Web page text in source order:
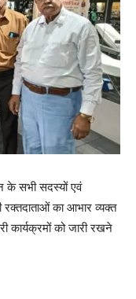
के सभी सदस्यों एवं
रक्तदाताओं का आभार व्यक्त
कार्यक्रमों को जारी रखने